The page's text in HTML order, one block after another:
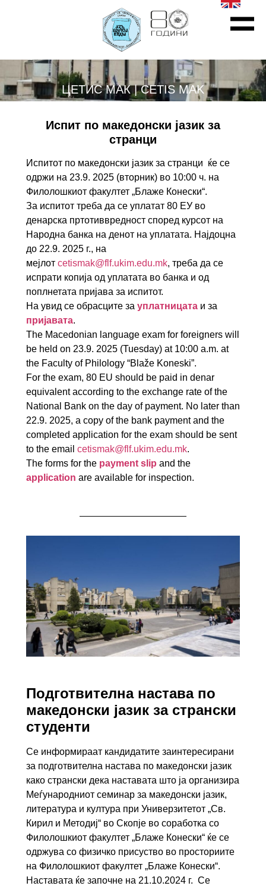
ЦЕТИС МАК | CETIS MAK
Испит по македонски јазик за
странци
Испитот по македонски јазик за странци ќе се
одржи на 23.9. 2025 (вторник) во 10:00 ч. на
Филолошкиот факултет „Блаже Конески“.
За испитот треба да се уплатат 80 ЕУ во
денарска пртотиввредност според курсот на
Народна банка на денот на уплатата. Најдоцна
до 22.9. 2025 г., на
мејлот cetismak@flf.ukim.edu.mk, треба да сe
испрати копија од уплататa во банка и од
поплнетата пријава за испитот.
На увид се обрасците за уплатницата и за
пријавата.
The Macedonian language exam for foreigners will
be held on 23.9. 2025 (Tuesday) at 10:00 a.m. at
the Faculty of Philology “Blaže Koneski”.
For the exam, 80 EU should be paid in denar
equivalent according to the exchange rate of the
National Bank on the day of payment. No later than
22.9. 2025, a copy of the bank payment and the
completed application for the exam should be sent
to the email cetismak@flf.ukim.edu.mk.
The forms for the payment slip and the
application are available for inspection.
Подготвителна настава по
македонски јазик за странски
студенти
Се информираат кандидатите заинтересирани
за подготвителна настава по македонски јазик
како странски дека наставата што ја организира
Меѓународниот семинар за македонски јазик,
литература и култура при Универзитетот „Св.
Кирил и Методиј“ во Скопје во соработка со
Филолошкиот факултет „Блаже Конески“ ќе се
одржува со физичко присуство во просториите
на Филолошкиот факултет „Блаже Конески“.
Наставата ќе започне на 21.10.2024 г. Се